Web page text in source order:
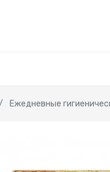
Ежедневные